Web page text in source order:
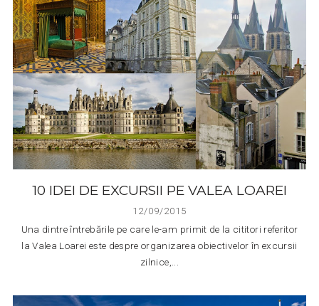
10 IDEI DE EXCURSII PE VALEA LOAREI
12/09/2015
Una dintre întrebările pe care le-am primit de la cititori referitor
la Valea Loarei este despre organizarea obiectivelor în excursii
zilnice,...